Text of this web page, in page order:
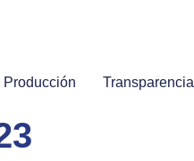
Producción Transparencia